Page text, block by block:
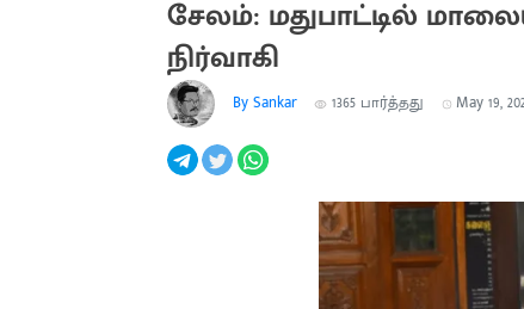
சேலம்: மதுபாட்டில்
நிர்வாகி
By Sankar 1365 பார்த்தது May 19,